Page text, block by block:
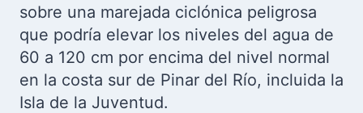
sobre una marejada ciclónica peligrosa
que podría elevar los niveles del agua de
60 a 120 cm por encima del nivel normal
en la costa sur de Pinar del Río, incluida la
Isla de la Juventud.